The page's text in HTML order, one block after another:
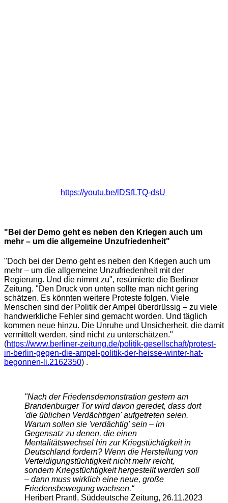
https://youtu.be/lDSfLTQ-dsU
"Bei der Demo geht es neben den Kriegen auch um
mehr – um die allgemeine Unzufriedenheit"
"Doch bei der Demo geht es neben den Kriegen auch um
mehr – um die allgemeine Unzufriedenheit mit der
Regierung. Und die nimmt zu", resümierte die Berliner
Zeitung. "Den Druck von unten sollte man nicht gering
schätzen. Es könnten weitere Proteste folgen. Viele
Menschen sind der Politik der Ampel überdrüssig – zu viele
handwerkliche Fehler sind gemacht worden. Und täglich
kommen neue hinzu. Die Unruhe und Unsicherheit, die damit
vermittelt werden, sind nicht zu unterschätzen."
(https://www.berliner-zeitung.de/politik-gesellschaft/protest-
in-berlin-gegen-die-ampel-politik-der-heisse-winter-hat-
begonnen-li.2162350) .
"Nach der Friedensdemonstration gestern am
Brandenburger Tor wird davon geredet, dass dort
'die üblichen Verdächtigen' aufgetreten seien.
Warum sollen sie 'verdächtig' sein – im
Gegensatz zu denen, die einen
Mentalitätswechsel hin zur Kriegstüchtigkeit in
Deutschland fordern? Wenn die Herstellung von
Verteidigungstüchtigkeit nicht mehr reicht,
sondern Kriegstüchtigkeit hergestellt werden soll
– dann muss wirklich eine neue, große
Friedensbewegung wachsen.“
Heribert Prantl, Süddeutsche Zeitung, 26.11.2023